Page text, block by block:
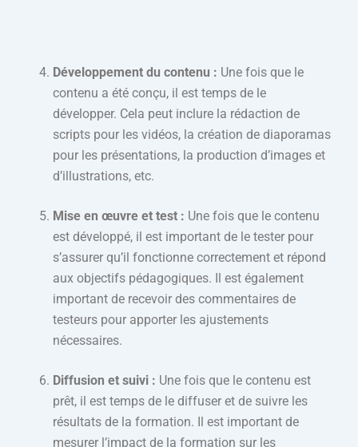
Développement du contenu : Une fois que le
contenu a été conçu, il est temps de le
développer. Cela peut inclure la rédaction de
scripts pour les vidéos, la création de diaporamas
pour les présentations, la production d’images et
d’illustrations, etc.
Mise en œuvre et test : Une fois que le contenu
est développé, il est important de le tester pour
s’assurer qu’il fonctionne correctement et répond
aux objectifs pédagogiques. Il est également
important de recevoir des commentaires de
testeurs pour apporter les ajustements
nécessaires.
Diffusion et suivi : Une fois que le contenu est
prêt, il est temps de le diffuser et de suivre les
résultats de la formation. Il est important de
mesurer l’impact de la formation sur les